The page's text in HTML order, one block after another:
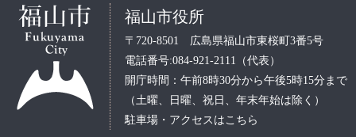
福山市役所
〒720-8501 広島県福山市東桜町3番5号
電話番号:084-921-2111（代表）
開庁時間：午前8時30分から午後5時15分まで
（土曜、日曜、祝日、年末年始は除く）
駐車場・アクセスはこちら